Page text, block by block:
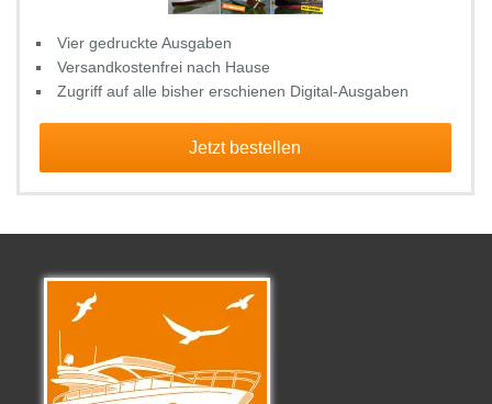
Vier gedruckte Ausgaben
Versandkostenfrei nach Hause
Zugriff auf alle bisher erschienen Digital-Ausgaben
Jetzt bestellen